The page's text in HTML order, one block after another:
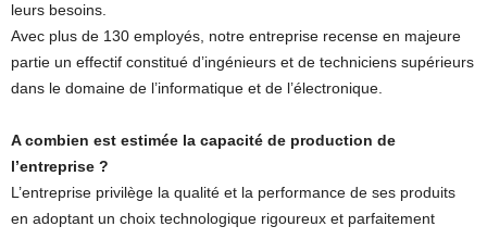
leurs besoins.
Avec plus de 130 employés, notre entreprise recense en majeure
partie un effectif constitué d’ingénieurs et de techniciens supérieurs
dans le domaine de l’informatique et de l’électronique.
A combien est estimée la capacité de production de
l’entreprise ?
L’entreprise privilège la qualité et la performance de ses produits
en adoptant un choix technologique rigoureux et parfaitement